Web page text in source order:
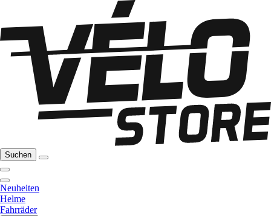
Suchen
Neuheiten
Helme
Fahrräder